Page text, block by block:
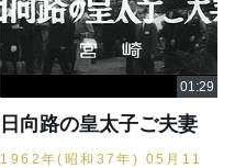
日向路の皇太子ご夫妻
1962年(昭和37年) 05月11